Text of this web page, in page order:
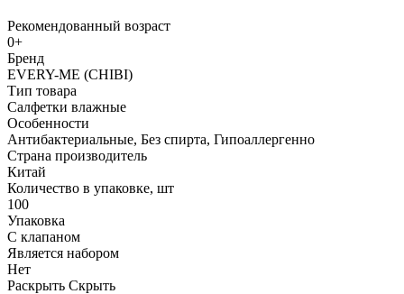
Рекомендованный возраст
0+
Бренд
EVERY-ME (CHIBI)
Тип товара
Салфетки влажные
Особенности
Антибактериальные, Без спирта, Гипоаллергенно
Страна производитель
Китай
Количество в упаковке, шт
100
Упаковка
С клапаном
Является набором
Нет
Раскрыть Скрыть